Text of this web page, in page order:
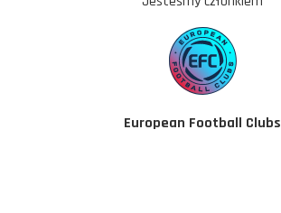
European Football Clubs